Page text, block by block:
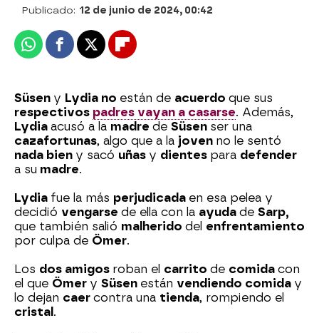
Publicado: 12 de junio de 2024, 00:42
WhatsappFacebook
X Flipboard
Süsen y Lydia no están de acuerdo que sus
respectivos padres vayan a casarse. Además,
Lydia acusó a la madre de Süsen ser una
cazafortunas, algo que a la joven no le sentó
nada bien y sacó uñas y dientes para defender
a su madre.
Lydia fue la más perjudicada en esa pelea y
decidió vengarse de ella con la ayuda de Sarp,
que también salió malherido del enfrentamiento
por culpa de Ömer.
Los dos amigos roban el carrito de comida con
el que Ömer y Süsen están vendiendo comida y
lo dejan caer contra una tienda, rompiendo el
cristal .